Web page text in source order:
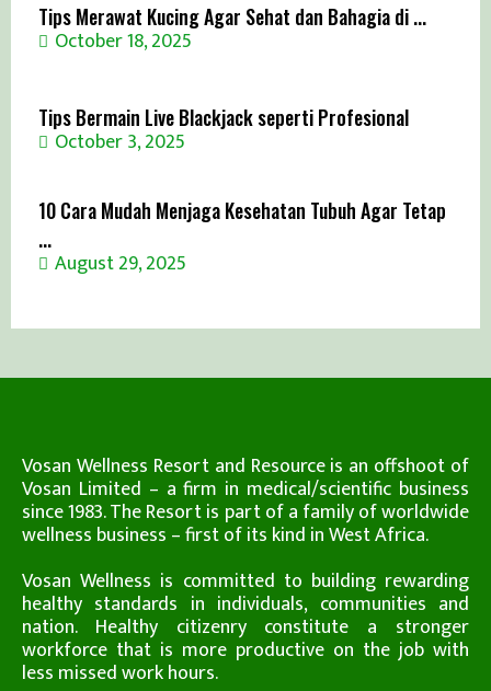
Tips Merawat Kucing Agar Sehat dan Bahagia di ...
October 18, 2025
Tips Bermain Live Blackjack seperti Profesional
October 3, 2025
10 Cara Mudah Menjaga Kesehatan Tubuh Agar Tetap
...
August 29, 2025
Vosan Wellness Resort and Resource is an offshoot of
Vosan Limited – a firm in medical/scientific business
since 1983. The Resort is part of a family of worldwide
wellness business – first of its kind in West Africa.
Vosan Wellness is committed to building rewarding
healthy standards in individuals, communities and
nation. Healthy citizenry constitute a stronger
workforce that is more productive on the job with
less missed work hours.